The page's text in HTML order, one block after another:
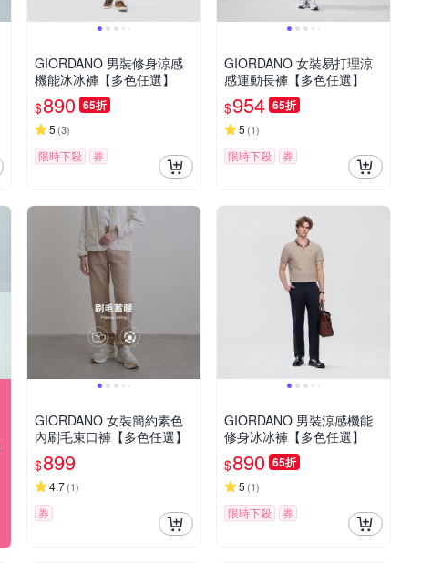
GIORDANO 男裝修身涼感
機能冰冰褲【多色任選】
$890 65折
5 (3)
限時下殺 券
GIORDANO 女裝易打理涼
感運動長褲【多色任選】
$954 65折
5 (1)
限時下殺 券
GIORDANO 女裝簡約素色
內刷毛束口褲【多色任選】
$899
4.7(1)
券
GIORDANO 男裝涼感機能
修身冰冰褲【多色任選】
$890 65折
5 (1)
限時下殺 券